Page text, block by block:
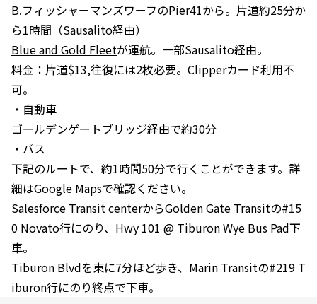
B.フィッシャーマンズワーフのPier41から。片道約25分か
ら1時間（Sausalito経由）
Blue and Gold Fleetが運航。一部Sausalito経由。
料金：片道$13,往復には2枚必要。Clipperカード利用不
可。
・自動車
ゴールデンゲートブリッジ経由で約30分
・バス
下記のルートで、約1時間50分で行くことができます。詳
細はGoogle Mapsで確認ください。
Salesforce Transit centerからGolden Gate Transitの#15
0 Novato行にのり、Hwy 101 @ Tiburon Wye Bus Pad下
車。
Tiburon Blvdを東に7分ほど歩き、Marin Transitの#219 T
iburon行にのり終点で下車。